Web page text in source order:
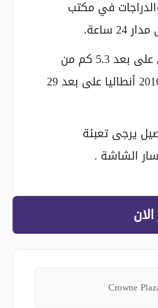
ساعة.
يقع مركز أتاتورك الثقافي على بعد 5.3 كم من
كراون بلازا. ويقع إكسبو 2016 أنطاليا على بعد 29
يرجى تعبئة
الشاشة .